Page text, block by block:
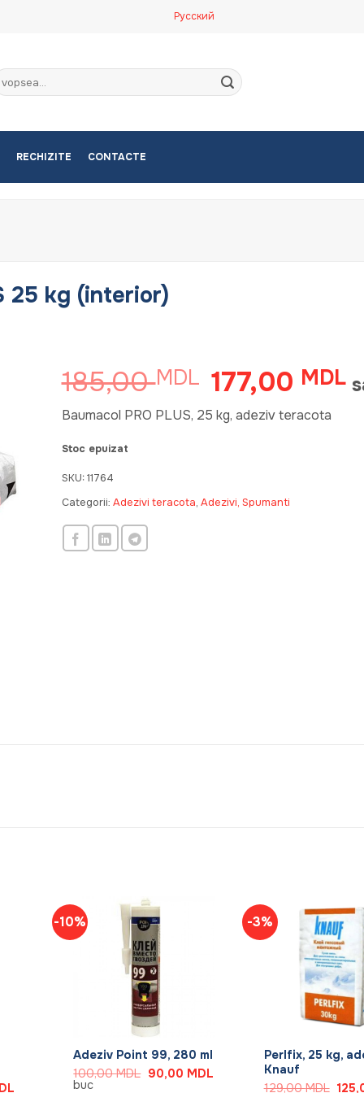
Русский
RECHIZITE CONTACTE
25 kg (interior)
185,00MDL Prețul
inițial
a
177,00 MDL
Baumacol PRO PLUS, 25 kg, adeziv teracota
Stoc epuizat
SKU:11764
Categorii: Adezivi teracota, Adezivi, Spumanti
-10%
Adeziv Point 99, 280 ml
100,00MDL Prețul
inițial
90,00 MDLPrețul
buc
-3%
Perlfix, 25 kg,
Knauf
129,00MDL